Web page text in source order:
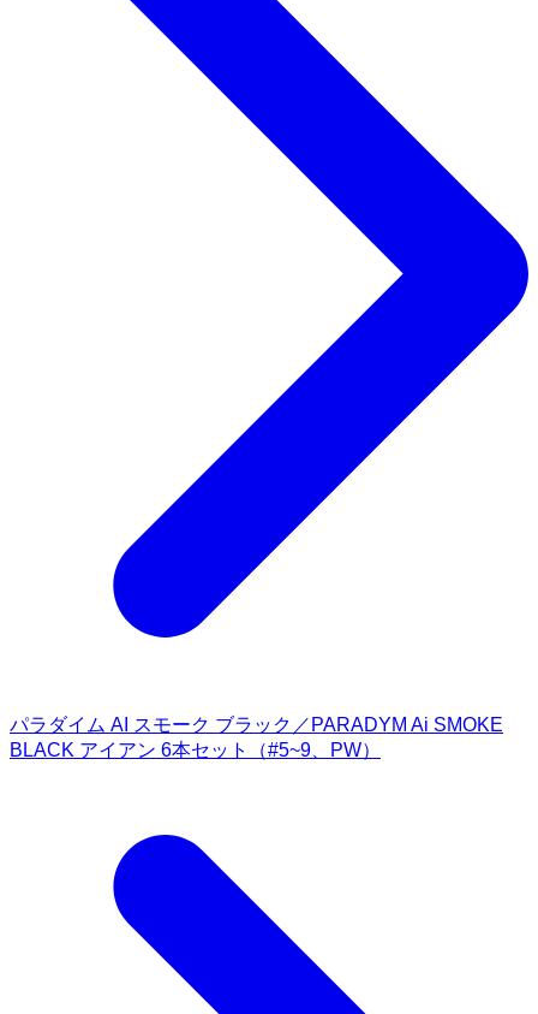
パラダイム AI スモーク ブラック／PARADYM Ai SMOKE
BLACK アイアン 6本セット（#5~9、PW）